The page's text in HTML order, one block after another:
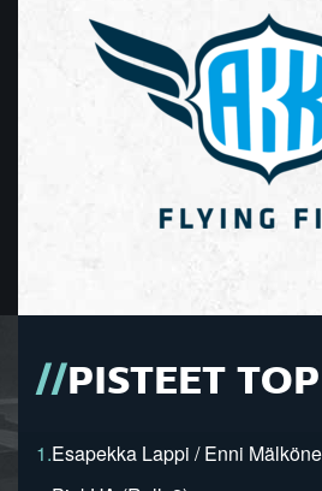
PISTEET
1.Esapekka Lappi / Enni